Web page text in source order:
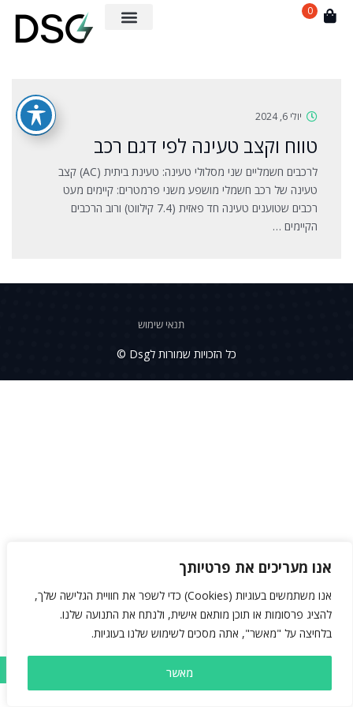
אנו מעריכים את פרטיותך
אנו משתמשים בעוגיות (Cookies) כדי לשפר את חוויית הגלישה שלך,
להציג פרסומות או תוכן מותאם אישית, ולנתח את התנועה שלנו.
בלחיצה על "מאשר", אתה מסכים לשימוש שלנו בעוגיות.
מאשר
0
יולי 6, 2024
טווח וקצב טעינה לפי דגם רכב
לרכבים חשמליים שני מסלולי טעינה: טעינת ביתית (AC) קצב
טעינה של רכב חשמלי מושפע משני פרמטרים: קיימים מעט
רכבים שטוענים טעינה חד פאזית (7.4 קילווט) ורוב הרכבים
הקיימים …
תנאי שימוש
כל הזכויות שמורות לDsg ©